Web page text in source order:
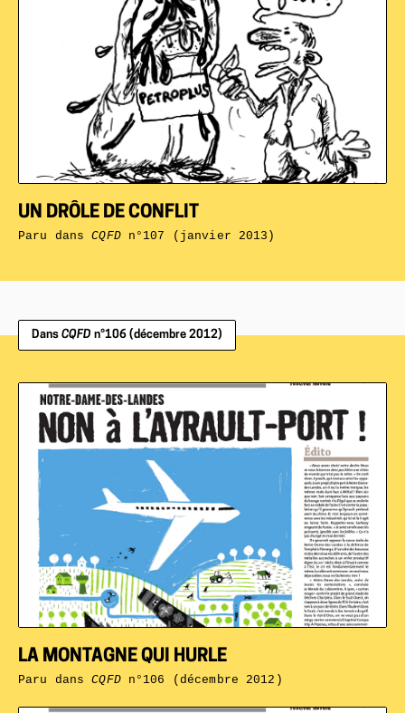
UN DRÔLE DE CONFLIT
Paru dansCQFDn°107 (janvier 2013)
Dans CQFD n°106 (décembre 2012)
LA MONTAGNE QUI HURLE
Paru dansCQFDn°106 (décembre 2012)